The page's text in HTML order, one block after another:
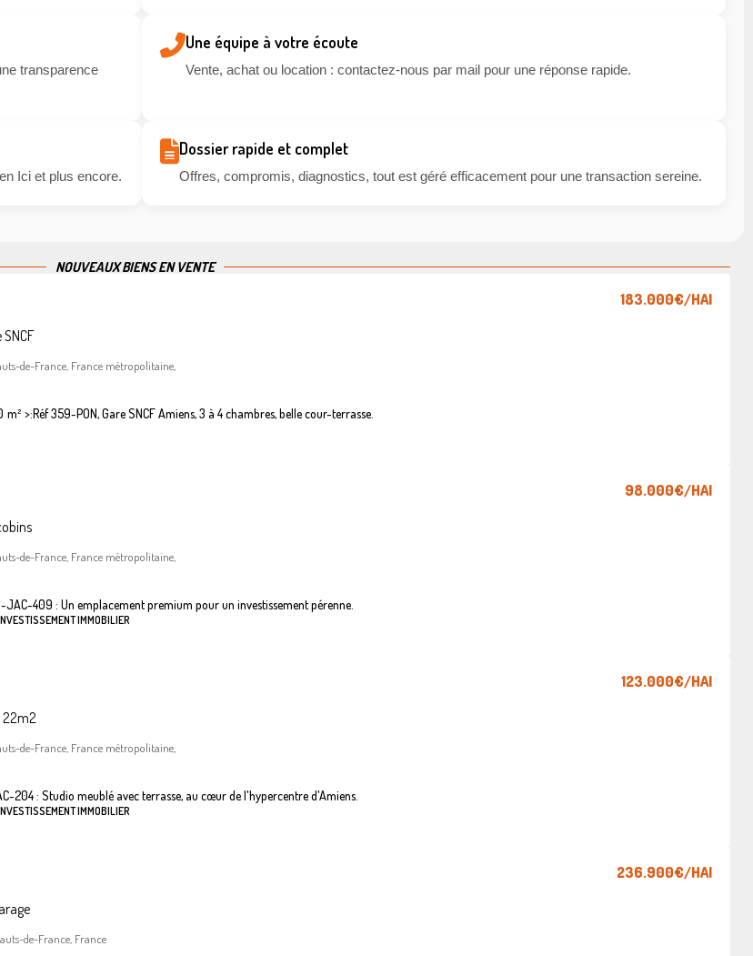
transparence
Une équipe à votre écoute
Vente, achat ou location : contactez-nous par mail pour une réponse rapide.
Ici et plus encore.
Dossier rapide et complet
Offres, compromis, diagnostics, tout est géré efficacement pour une transaction sereine.
NOUVEAUX BIENS EN VENTE
183.000€/HAI
de-France, France métropolitaine,
m² >:Réf 359-PON, Gare SNCF Amiens, 3 à 4 chambres, belle cour-terrasse.
98.000€/HAI
de-France, France métropolitaine,
409 : Un emplacement premium pour un investissement pérenne.
IMMOBILIER
22m2
123.000€/HAI
de-France, France métropolitaine,
204 : Studio meublé avec terrasse, au cœur de l'hypercentre d'Amiens.
IMMOBILIER
236.900€/HAI
de-France, France